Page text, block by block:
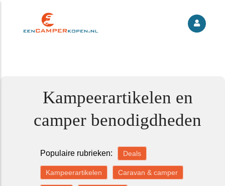
Kampeerartikelen en
camper benodigdheden
Populaire rubrieken: Deals
Kampeerartikelen Caravan & camper